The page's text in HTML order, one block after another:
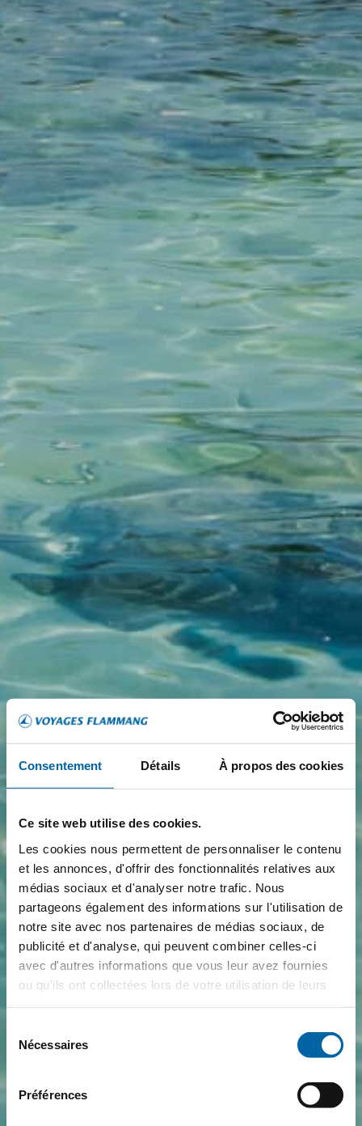
Consentement Détails À propos des cookies
Ce site web utilise des cookies.
Les cookies nous permettent de personnaliser le contenu
et les annonces, d'offrir des fonctionnalités relatives aux
médias sociaux et d'analyser notre trafic. Nous
partageons également des informations sur l'utilisation de
notre site avec nos partenaires de médias sociaux, de
publicité et d'analyse, qui peuvent combiner celles-ci
avec d'autres informations que vous leur avez fournies
ou qu'ils ont collectées lors de votre utilisation de leurs
Nécessaires
Préférences